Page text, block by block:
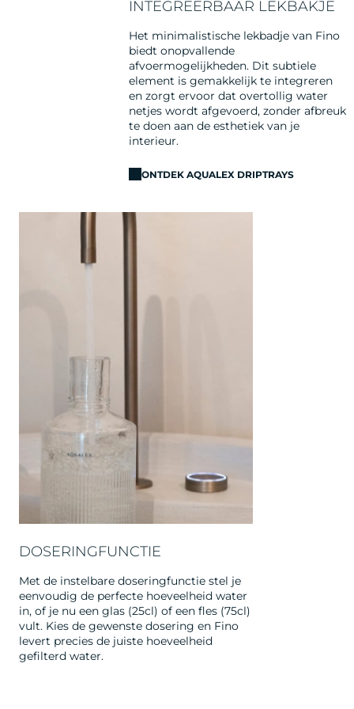
INTEGREERBAAR LEKBAKJE
Het minimalistische lekbadje van Fino
biedt onopvallende
afvoermogelijkheden. Dit subtiele
element is gemakkelijk te integreren
en zorgt ervoor dat overtollig water
netjes wordt afgevoerd, zonder afbreuk
te doen aan de esthetiek van je
interieur.
ONTDEK AQUALEX DRIPTRAYS
DOSERINGFUNCTIE
Met de instelbare doseringfunctie stel je
eenvoudig de perfecte hoeveelheid water
in, of je nu een glas (25cl) of een fles (75cl)
vult. Kies de gewenste dosering en Fino
levert precies de juiste hoeveelheid
gefilterd water.